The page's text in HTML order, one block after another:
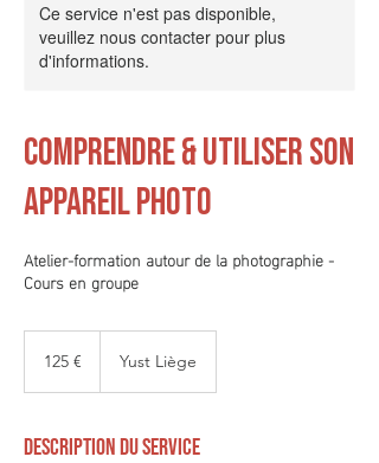
Ce service n'est pas disponible,
veuillez nous contacter pour plus
d'informations.
Comprendre & utiliser son
appareil photo
Atelier-formation autour de la photographie -
Cours en groupe
125 € Yust Liège
Description du service